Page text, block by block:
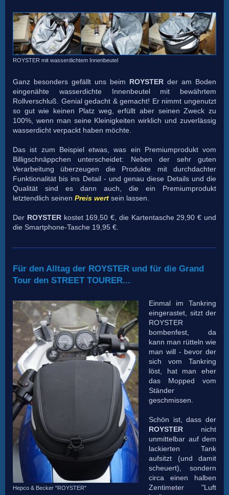
ROYSTER mit wasserdichtem Innenbeutel
Ganz besonders gefällt uns beim ROYSTER der am Boden
eingenähte wasserdichte Innenbeutel mit bewährtem
Rollverschluß. Genial gedacht & gemacht! Er nimmt ungenutzt
so gut wie keinen Platz weg, erfüllt aber seinen Zweck zu
100%, wenn man seine Kleinigkeiten wirklich und zuverlässig
wasserdicht verpackt haben möchte.
Das ist zum Beispiel etwas, was ein Premiumprodukt vom
Billigschnäppchen unterscheidet: Neben der sehr guten
Verarbeitung überzeugen die Produkte mit durchdachter
Funktionalität bis ins Detail - und genau diese Details und die
Qualität sind es dann auch, die ein Premiumprodukt
letztendlich seinen Preis wert sein lassen.
Der ROYSTERkostet 169,50 €, die Kartentasche 29,90 € und
die Smartphone-Tasche 19,95 €.
Für den Alltag der ROYSTER und für die Grand
Tour den STREET TOURER...
Hepco & Becker "ROYSTER"
Einmal im Tankring
eingerastet, sitzt der
ROYSTER
bombenfest, da
kann man rütteln wie
man will - bevor der
sich vom Tankring
löst, hat man eher
das Mopped vom
Ständer
geschmissen.
Schön ist, dass der
ROYSTER nicht
unmittelbar auf dem
lackierten Tank
aufsitzt (und damit
scheuert), sondern
circa einen halben
Zentimeter "Luft